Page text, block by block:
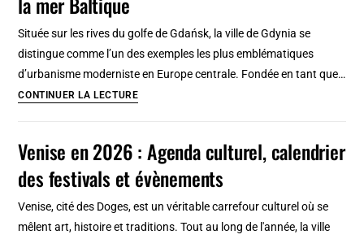
portraits
l’au-
Située sur les rives du golfe de Gdańsk, la ville de Gdynia se
distingue comme l’un des exemples les plus emblématiques
d’urbanisme moderniste en Europe centrale. Fondée en tant que…
CONTINUER LA LECTUREGdynia,
et
port
Venise en 2026 : Agenda culturel, calendrier
des festivals et évènements
Venise, cité des Doges, est un véritable carrefour culturel où se
mêlent art, histoire et traditions. Tout au long de l'année, la ville